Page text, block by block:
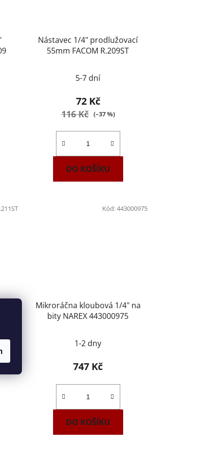
Nástavec 1/4" prodlužovací
55mm FACOM R.209ST
5-7 dní
72 Kč
116 Kč (–37 %)
DO KOŠÍKU
Mikroráčna kloubová 1/4" na
bity NAREX 443000975
1-2 dny
747 Kč
DO KOŠÍKU
Kód:443000975